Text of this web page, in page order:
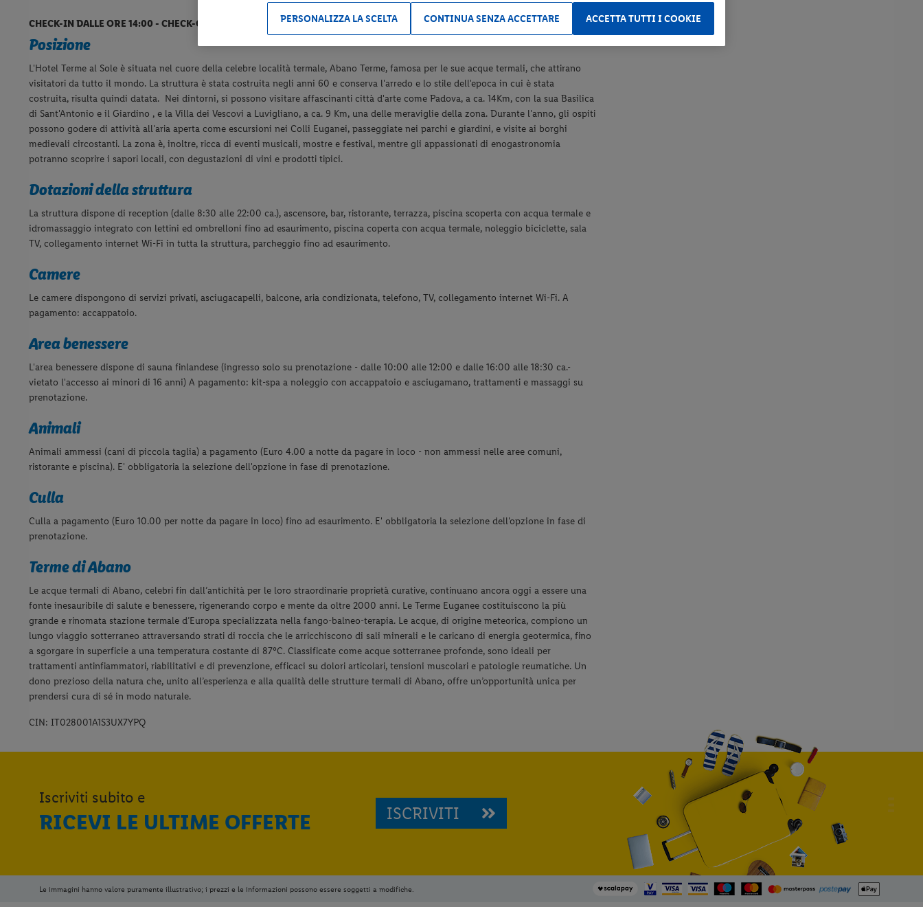
CHECK-IN DALLE ORE 14:00 - CHECK-OUT ENTRO LE ORE 11:00
Posizione
L'Hotel Terme al Sole è situata nel cuore della celebre località termale, Abano Terme, famosa per le sue acque termali, che attirano
visitatori da tutto il mondo. La struttura è stata costruita negli anni 60 e conserva l'arredo e lo stile dell'epoca in cui è stata
costruita, risulta quindi datata. Nei dintorni, si possono visitare affascinanti città d'arte come Padova, a ca. 14Km, con la sua Basilica
di Sant'Antonio e il Giardino , e la Villa dei Vescovi a Luvigliano, a ca. 9 Km, una delle meraviglie della zona. Durante l'anno, gli ospiti
possono godere di attività all'aria aperta come escursioni nei Colli Euganei, passeggiate nei parchi e giardini, e visite ai borghi
medievali circostanti. La zona è, inoltre, ricca di eventi musicali, mostre e festival, mentre gli appassionati di enogastronomia
potranno scoprire i sapori locali, con degustazioni di vini e prodotti tipici.
Dotazioni della struttura
La struttura dispone di reception (dalle 8:30 alle 22:00 ca.), ascensore, bar, ristorante, terrazza, piscina scoperta con acqua termale e
idromassaggio integrato con lettini ed ombrelloni fino ad esaurimento, piscina coperta con acqua termale, noleggio biciclette, sala
TV, collegamento internet Wi-Fi in tutta la struttura, parcheggio fino ad esaurimento.
Camere
Le camere dispongono di servizi privati, asciugacapelli, balcone, aria condizionata, telefono, TV, collegamento internet Wi-Fi. A
pagamento: accappatoio.
Area benessere
L'area benessere dispone di sauna finlandese (ingresso solo su prenotazione - dalle 10:00 alle 12:00 e dalle 16:00 alle 18:30 ca.-
vietato l'accesso ai minori di 16 anni) A pagamento: kit-spa a noleggio con accappatoio e asciugamano, trattamenti e massaggi su
prenotazione.
Animali
Animali ammessi (cani di piccola taglia) a pagamento (Euro 4.00 a notte da pagare in loco - non ammessi nelle aree comuni,
ristorante e piscina). E' obbligatoria la selezione dell'opzione in fase di prenotazione.
Culla
Culla a pagamento (Euro 10.00 per notte da pagare in loco) fino ad esaurimento. E' obbligatoria la selezione dell'opzione in fase di
prenotazione.
Terme di Abano
Le acque termali di Abano, celebri fin dall’antichità per le loro straordinarie proprietà curative, continuano ancora oggi a essere una
fonte inesauribile di salute e benessere, rigenerando corpo e mente da oltre 2000 anni. Le Terme Euganee costituiscono la più
grande e rinomata stazione termale d’Europa specializzata nella fango-balneo-terapia. Le acque, di origine meteorica, compiono un
lungo viaggio sotterraneo attraversando strati di roccia che le arricchiscono di sali minerali e le caricano di energia geotermica, fino
a sgorgare in superficie a una temperatura costante di 87°C. Classificate come acque sotterranee profonde, sono ideali per
trattamenti antinfiammatori, riabilitativi e di prevenzione, efficaci su dolori articolari, tensioni muscolari e patologie reumatiche. Un
dono prezioso della natura che, unito all’esperienza e alla qualità delle strutture termali di Abano, offre un’opportunità unica per
prendersi cura di sé in modo naturale.
CIN: IT028001A1S3UX7YPQ
Iscriviti subito e
RICEVI LE ULTIME OFFERTE ISCRIVITI
Le immagini hanno valore puramente illustrativo; i prezzi e le informazioni possono essere soggetti a modifiche.
ACCETTA TUTTI I COOKIE
CONTINUA SENZA ACCETTARE
PERSONALIZZA LA SCELTA